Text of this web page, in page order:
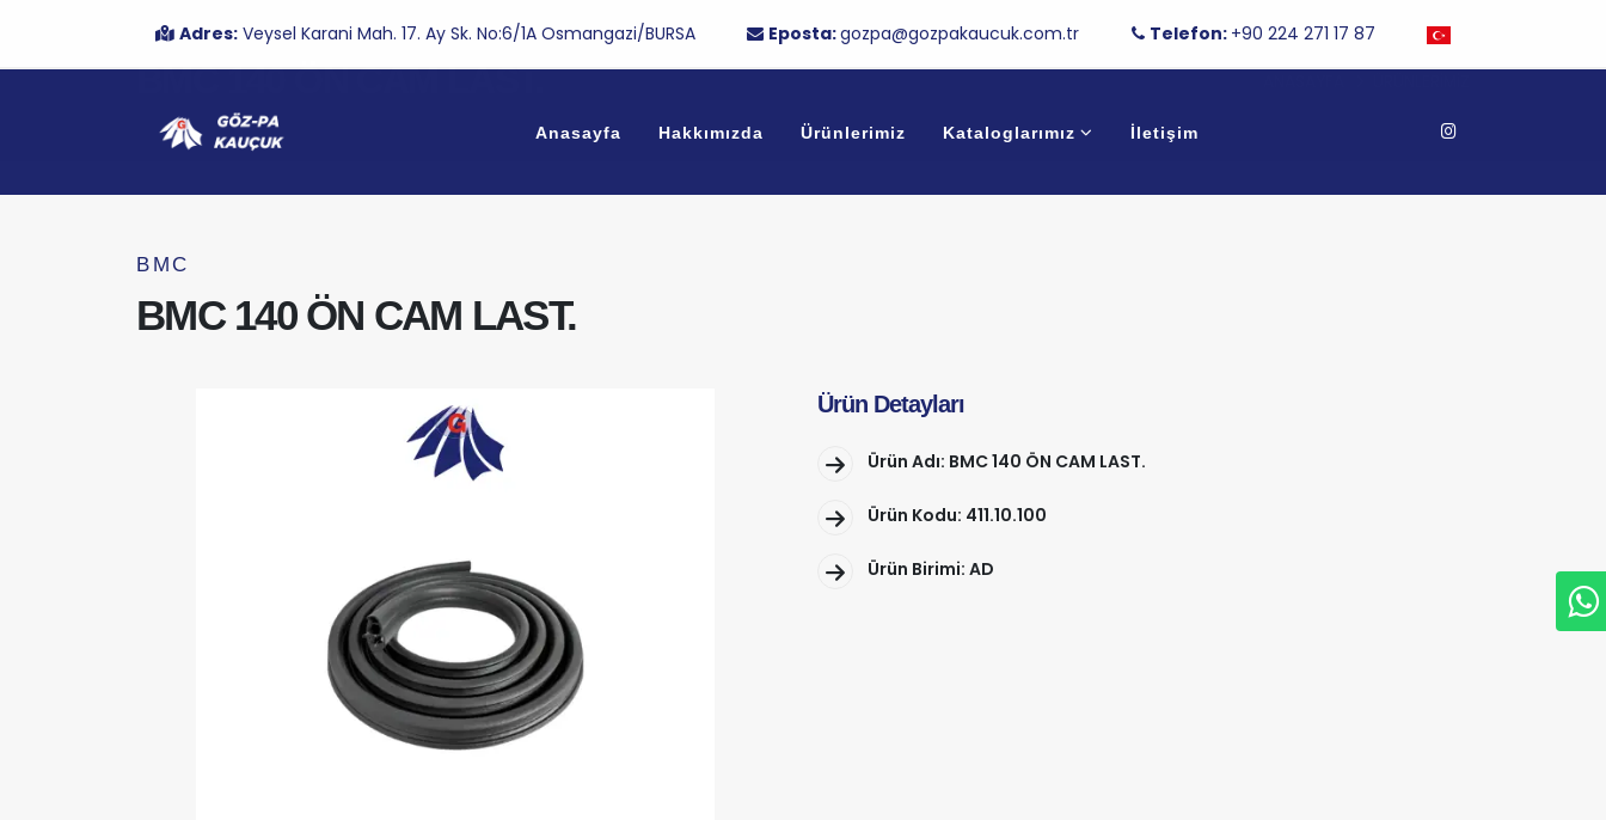
Adres: Veysel Karani Mah. 17. Ay Sk. No:6/1A Osmangazi/BURSA Eposta:gozpa@gozpakaucuk.com.tr Telefon: +90 224 271 17 87
Anasayfa Hakkımızda Ürünlerimiz Kataloglarımız İletişim
BMC 140 ÖN CAM LAST.
BMC
BMC 140 ÖN CAM LAST.
Ürün Detayları
Ürün Adı: BMC 140 ÖN CAM LAST.
Ürün Kodu: 411.10.100
Ürün Birimi: AD